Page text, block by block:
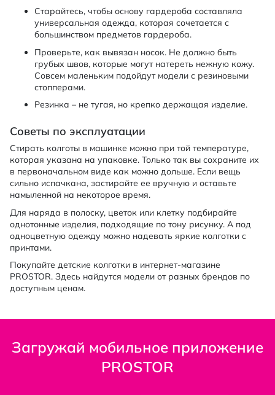
Старайтесь, чтобы основу гардероба составляла
универсальная одежда, которая сочетается с
большинством предметов гардероба.
Проверьте, как вывязан носок. Не должно быть
грубых швов, которые могут натереть нежную кожу.
Совсем маленьким подойдут модели с резиновыми
стопперами.
Резинка – не тугая, но крепко держащая изделие.
Советы по эксплуатации
Стирать колготы в машинке можно при той температуре,
которая указана на упаковке. Только так вы сохраните их
в первоначальном виде как можно дольше. Если вещь
сильно испачкана, застирайте ее вручную и оставьте
намыленной на некоторое время.
Для наряда в полоску, цветок или клетку подбирайте
однотонные изделия, подходящие по тону рисунку. А под
одноцветную одежду можно надевать яркие колготки с
принтами.
Покупайте детские колготки в интернет-магазине
PROSTOR. Здесь найдутся модели от разных брендов по
доступным ценам.
Загружай мобильное приложение
PROSTOR